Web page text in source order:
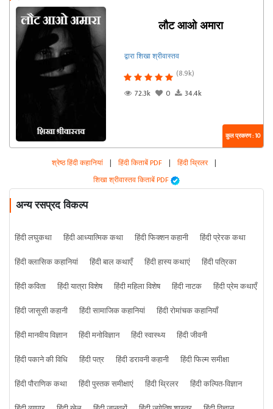
लौट आओ अमारा
द्वारा शिखा श्रीवास्तव
(8.9k)
72.3k
0 34.4k
कुल प्रकरण : 10
श्रेष्ठ हिंदी कहानियां | हिंदी किताबें PDF | हिंदी थ्रिलर |
शिखा श्रीवास्तव किताबें PDF
अन्य रसप्रद विकल्प
हिंदी लघुकथा हिंदी आध्यात्मिक कथा हिंदी फिक्शन कहानी
हिंदी प्रेरक कथा
हिंदी क्लासिक कहानियां
हिंदी बाल कथाएँ हिंदी हास्य कथाएं
हिंदी पत्रिका
हिंदी कविता
हिंदी यात्रा विशेष हिंदी महिला विशेष हिंदी नाटक
हिंदी प्रेम कथाएँ
हिंदी जासूसी कहानी
हिंदी सामाजिक कहानियां
हिंदी रोमांचक कहानियाँ
हिंदी मानवीय विज्ञान
हिंदी मनोविज्ञान हिंदी स्वास्थ्य
हिंदी जीवनी
हिंदी पकाने की विधि
हिंदी पत्र हिंदी डरावनी कहानी
हिंदी फिल्म समीक्षा
हिंदी पौराणिक कथा
हिंदी पुस्तक समीक्षाएं हिंदी थ्रिलर
हिंदी कल्पित-विज्ञान